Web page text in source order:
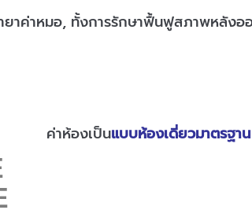
าค่าหมอ, ทั้งการรักษาฟื้นฟูสภาพหลัง
ค่าห้องเป็นแบบห้องเดี่ยวมาตรฐาน